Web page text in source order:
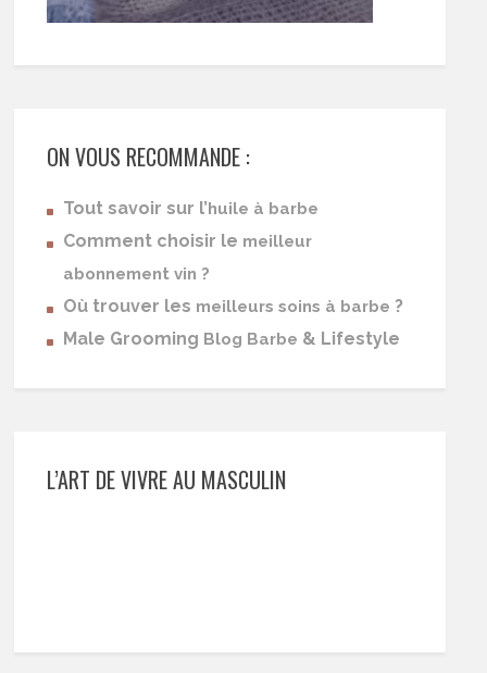
ON VOUS RECOMMANDE :
Tout savoir sur l’huile à barbe
Comment choisir le meilleur
abonnement vin ?
Où trouver les meilleurs soins à barbe ?
Male Grooming Blog Barbe & Lifestyle
L’ART DE VIVRE AU MASCULIN